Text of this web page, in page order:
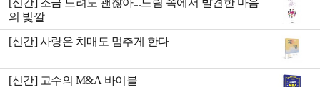
[신간] 조금 느려도 괜찮아...느림 속에서 발견한 마음
의 빛깔
[신간] 사랑은 치매도 멈추게 한다
[신간] 고수의 M&A 바이블